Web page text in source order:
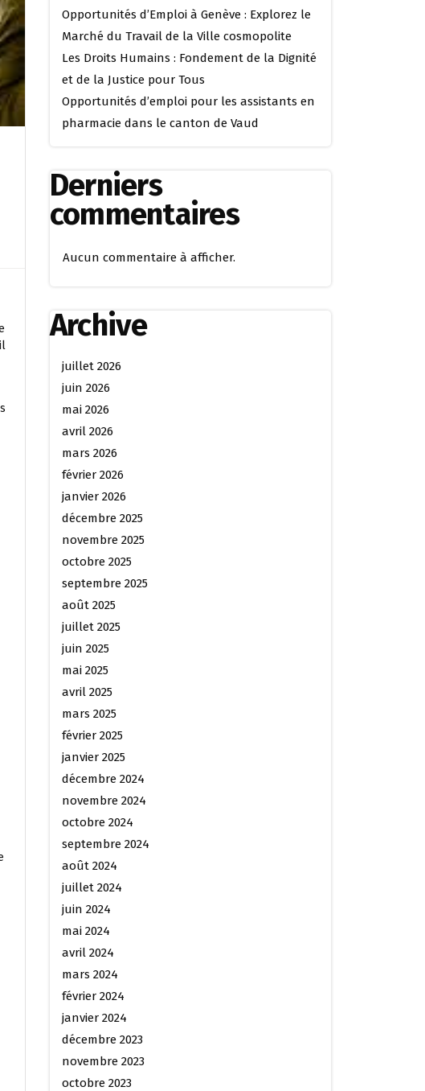
Opportunités d’Emploi à Genève : Explorez le
Marché du Travail de la Ville cosmopolite
Les Droits Humains : Fondement de la Dignité
et de la Justice pour Tous
Opportunités d’emploi pour les assistants en
pharmacie dans le canton de Vaud
Derniers
commentaires
Aucun commentaire à afficher.
Archive
juillet 2026
juin 2026
mai 2026
avril 2026
mars 2026
février 2026
janvier 2026
décembre 2025
novembre 2025
octobre 2025
septembre 2025
août 2025
juillet 2025
juin 2025
mai 2025
avril 2025
mars 2025
février 2025
janvier 2025
décembre 2024
novembre 2024
octobre 2024
septembre 2024
août 2024
juillet 2024
juin 2024
mai 2024
avril 2024
mars 2024
février 2024
janvier 2024
décembre 2023
novembre 2023
octobre 2023